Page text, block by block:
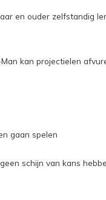
en ouder zelfstandig
kan projectielen
gaan spelen
schijn van kans